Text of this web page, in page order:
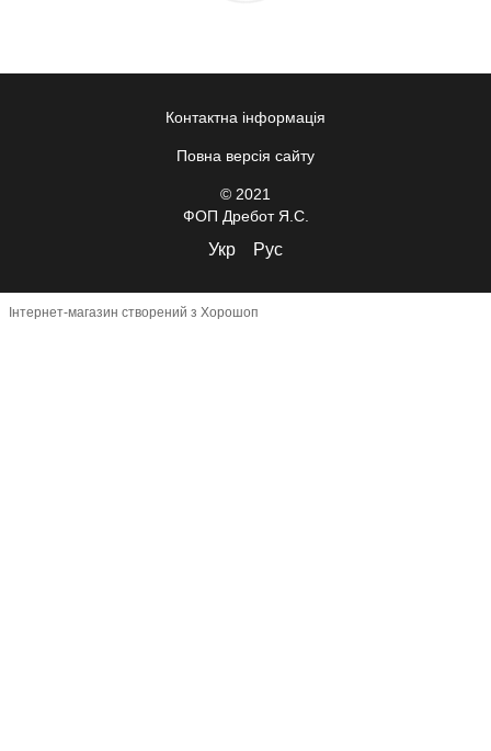
Контактна інформація
Повна версія сайту
© 2021
ФОП Дребот Я.С.
Укр Рус
Інтернет-магазин створений з Хорошоп